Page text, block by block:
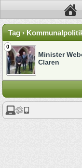
Tag ›
0
Minister
Claren